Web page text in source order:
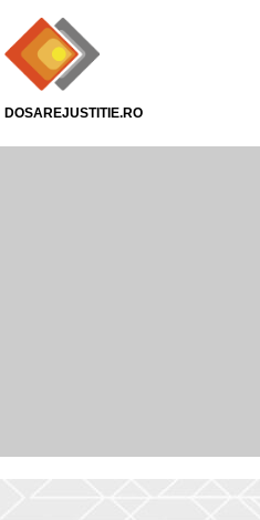
DOSAREJUSTITIE.RO